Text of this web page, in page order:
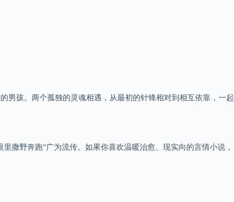
孩。两个孤独的灵魂相遇，从最初的针锋相对到相互依靠，一起
撒野奔跑”广为流传。如果你喜欢温暖治愈、现实向的言情小说，